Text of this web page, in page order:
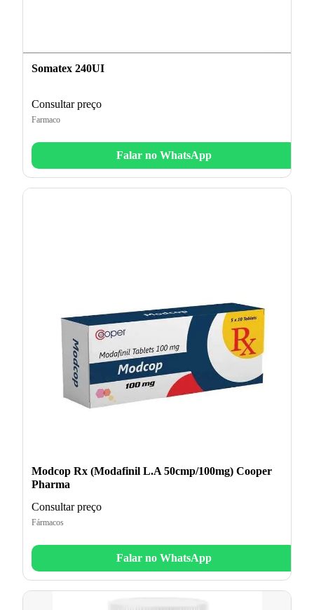
Somatex 240UI
Consultar preço
Farmaco
Falar no WhatsApp
Modcop Rx (Modafinil L.A 50cmp/100mg) Cooper
Pharma
Consultar preço
Fármacos
Falar no WhatsApp